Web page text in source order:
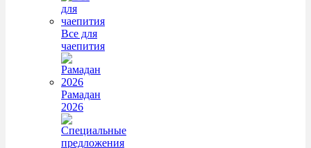
Все для
чаепития
Рамадан
2026